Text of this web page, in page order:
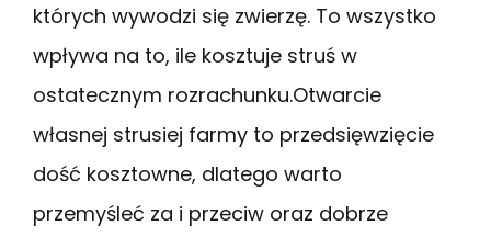
których wywodzi się zwierzę. To wszystko
wpływa na to, ile kosztuje struś w
ostatecznym rozrachunku.Otwarcie
własnej strusiej farmy to przedsięwzięcie
dość kosztowne, dlatego warto
przemyśleć za i przeciw oraz dobrze